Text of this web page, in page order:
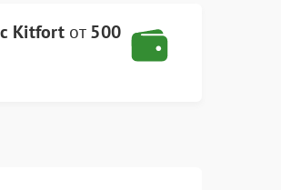
Kitfort от500